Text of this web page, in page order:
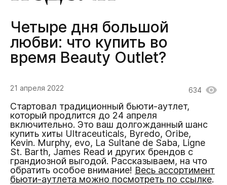
Четыре дня большой
любви: что купить во
время Beauty Outlet?
21 апреля 2022 634
Стартовал традиционный бьюти-аутлет,
который продлится до 24 апреля
включительно. Это ваш долгожданный шанс
купить хиты Ultraceuticals, Byredo, Oribe,
Kevin. Murphy, evo, La Sultane de Saba, Ligne
St. Barth, James Read и других брендов c
грандиозной выгодой. Рассказываем, на что
обратить особое внимание! Весь ассортимент
бьюти-аутлета можно посмотреть по ссылке.